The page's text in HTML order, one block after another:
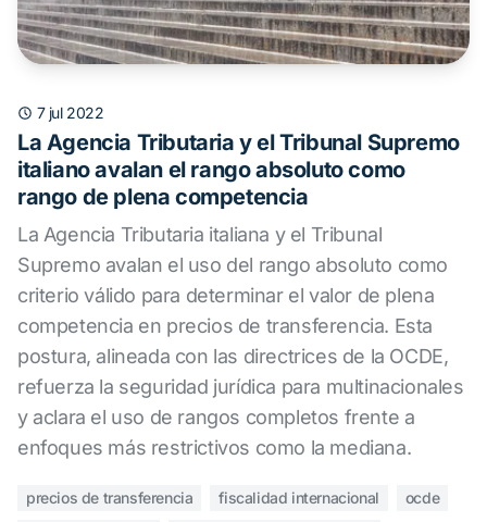
7 jul 2022
La Agencia Tributaria y el Tribunal Supremo
italiano avalan el rango absoluto como
rango de plena competencia
La Agencia Tributaria italiana y el Tribunal
Supremo avalan el uso del rango absoluto como
criterio válido para determinar el valor de plena
competencia en precios de transferencia. Esta
postura, alineada con las directrices de la OCDE,
refuerza la seguridad jurídica para multinacionales
y aclara el uso de rangos completos frente a
enfoques más restrictivos como la mediana.
precios de transferencia fiscalidad internacional
ocde